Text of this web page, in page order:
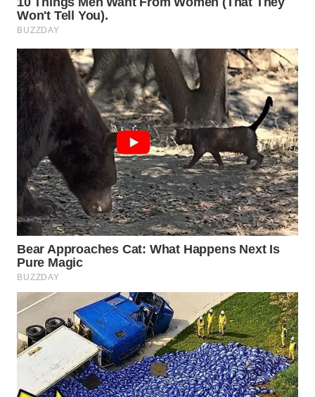
Wahana
Media
Group
WAHANA
NEWS
WAHANA
TANI
WAHANA
ADVOKAT
WAHANA
INFRASTRUKTUR
WAHANA
KONSUMEN
WAHANA
LISTRIK